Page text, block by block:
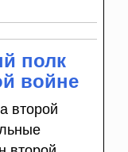
полк
войне
второй